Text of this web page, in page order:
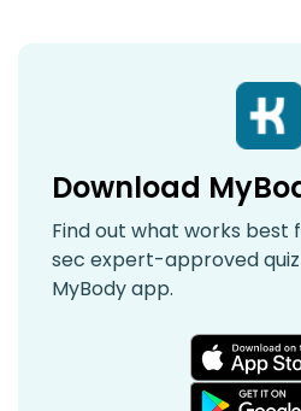
Download
Find out what works best
sec expert-approved
MyBody app.